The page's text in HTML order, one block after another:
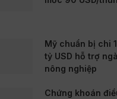
Mỹ chuẩn bị chi
tỷ USD hỗ trợ
nông nghiệp
Chứng khoán